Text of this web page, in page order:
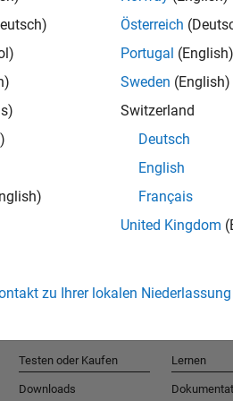
Österreich
Portugal (English)
Sweden (English)
Switzerland
Deutsch
English
Français
United Kingdom
zu Ihrer lokalen Niederlassung
Testen oder Kaufen
Downloads
Lernen